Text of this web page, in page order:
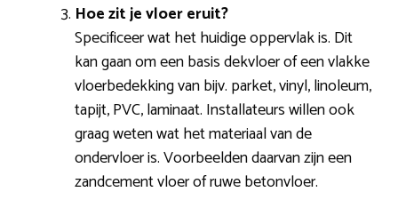
Hoe zit je vloer eruit?
Specificeer wat het huidige oppervlak is. Dit
kan gaan om een basis dekvloer of een vlakke
vloerbedekking van bijv. parket, vinyl, linoleum,
tapijt, PVC, laminaat. Installateurs willen ook
graag weten wat het materiaal van de
ondervloer is. Voorbeelden daarvan zijn een
zandcement vloer of ruwe betonvloer.